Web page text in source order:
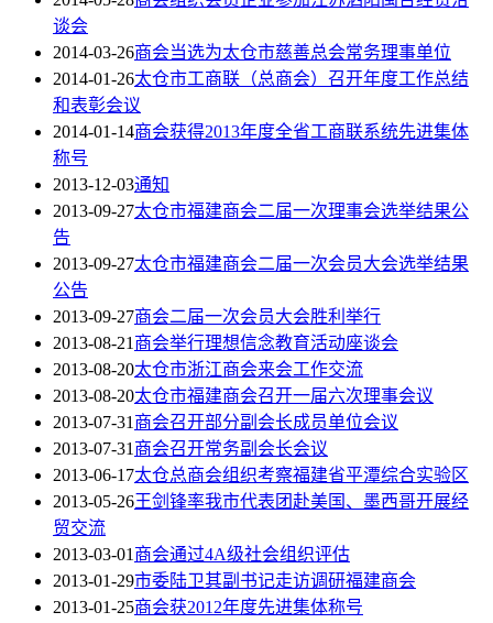
谈会
2014-03-26商会当选为太仓市慈善总会常务理事单位
2014-01-26太仓市工商联（总商会）召开年度工作总结
和表彰会议
2014-01-14商会获得2013年度全省工商联系统先进集体
称号
2013-12-03通知
2013-09-27太仓市福建商会二届一次理事会选举结果公
告
2013-09-27太仓市福建商会二届一次会员大会选举结果
公告
2013-09-27商会二届一次会员大会胜利举行
2013-08-21商会举行理想信念教育活动座谈会
2013-08-20太仓市浙江商会来会工作交流
2013-08-20太仓市福建商会召开一届六次理事会议
2013-07-31商会召开部分副会长成员单位会议
2013-07-31商会召开常务副会长会议
2013-06-17太仓总商会组织考察福建省平潭综合实验区
2013-05-26王剑锋率我市代表团赴美国、墨西哥开展经
贸交流
2013-03-01商会通过4A级社会组织评估
2013-01-29市委陆卫其副书记走访调研福建商会
2013-01-25商会获2012年度先进集体称号